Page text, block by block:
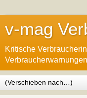
v-mag
Kritische
Verbraucherwarnungen